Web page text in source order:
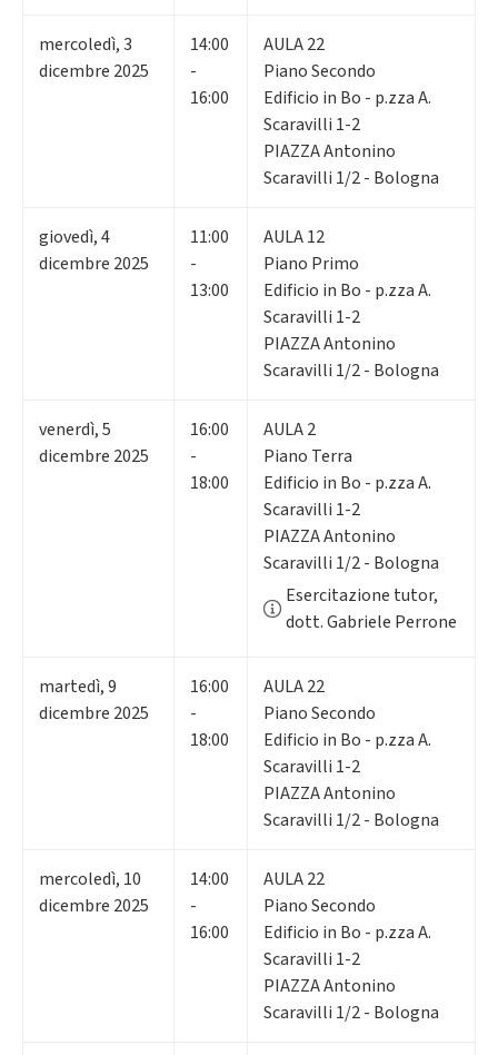
mercoledì,3
dicembre 2025
14:00
-
16:00
AULA 22
Piano Secondo
Edificio in Bo - p.zza A.
Scaravilli 1-2
PIAZZA Antonino
Scaravilli 1/2 - Bologna
giovedì,4
dicembre 2025
11:00
-
13:00
AULA 12
Piano Primo
Edificio in Bo - p.zza A.
Scaravilli 1-2
PIAZZA Antonino
Scaravilli 1/2 - Bologna
venerdì,5
dicembre 2025
16:00
-
18:00
AULA 2
Piano Terra
Edificio in Bo - p.zza A.
Scaravilli 1-2
PIAZZA Antonino
Scaravilli 1/2 - Bologna
Esercitazione tutor,
dott. Gabriele Perrone
martedì,9
dicembre 2025
16:00
-
18:00
AULA 22
Piano Secondo
Edificio in Bo - p.zza A.
Scaravilli 1-2
PIAZZA Antonino
Scaravilli 1/2 - Bologna
mercoledì, 10
dicembre 2025
14:00
-
16:00
AULA 22
Piano Secondo
Edificio in Bo - p.zza A.
Scaravilli 1-2
PIAZZA Antonino
Scaravilli 1/2 - Bologna